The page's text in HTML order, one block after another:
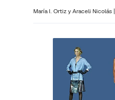
María I. Ortiz y Araceli Nicolás |